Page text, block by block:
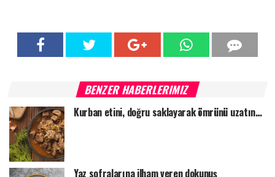
BENZER HABERLERIMIZ
Kurban etini, doğru saklayarak ömrünü uzatın…
Yaz sofralarına ilham veren dokunuş